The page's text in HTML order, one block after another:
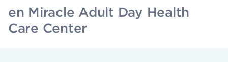
en Miracle Adult Day Health
Care Center